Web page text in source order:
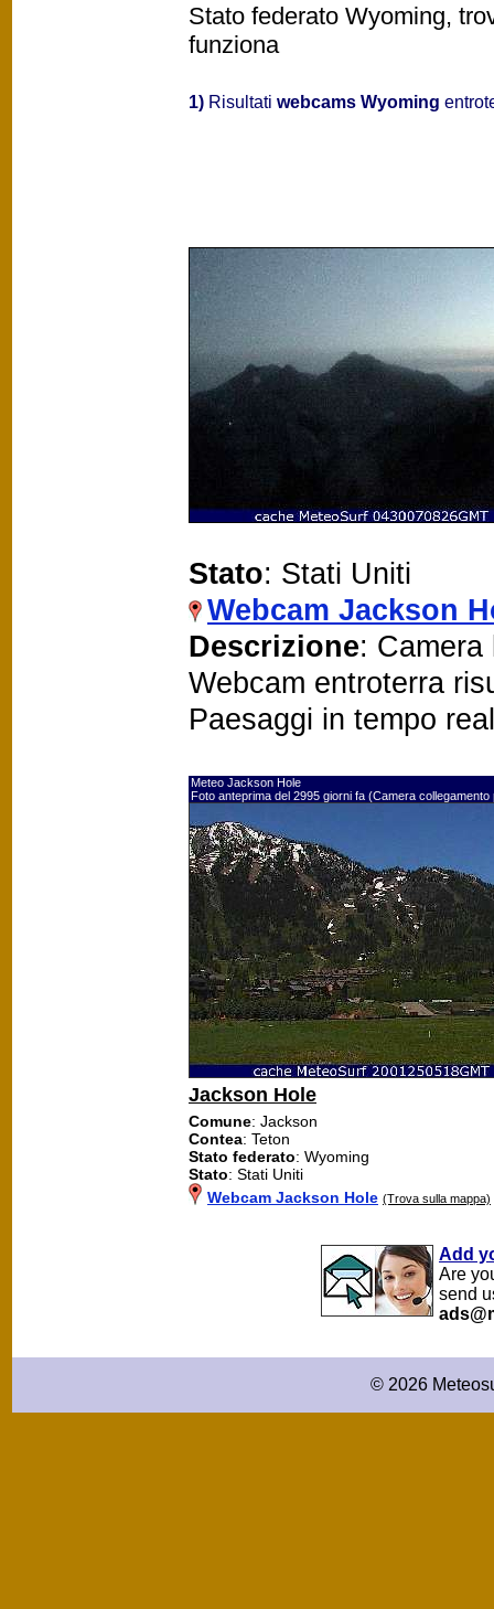
Stato federato Wyoming,
funziona
1) Risultati webcams Wyoming
Stato: Stati Uniti
Webcam Jackson
Descrizione:
Webcam entroterra
Paesaggi in tempo
Meteo Jackson Hole
Foto anteprima del 2995 giorni fa (Camera collegamento
Jackson Hole
Comune: Jackson
Contea: Teton
Stato federato: Wyoming
Stato: Stati Uniti
Webcam Jackson Hole (Trova sulla mappa)
Add
Are
send
© 2026